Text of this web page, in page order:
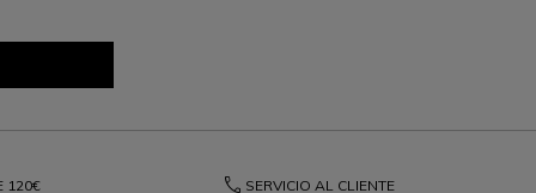
120€ phone SERVICIO AL CLIENTE